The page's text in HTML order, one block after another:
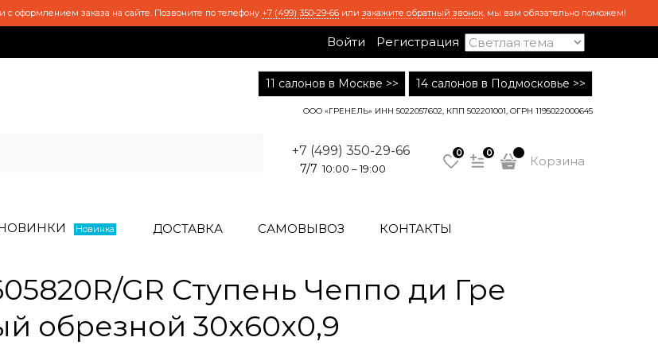
оформлением заказа на сайте. Позвоните по телефону +7 (499) 350-29-66 или закажите обратный звонок, мы вам обязательно поможем!
Войти Регистрация
11 салонов в Москве >> 14 салонов в Подмосковье >>
ООО «ГРЕНЕЛЬ» ИНН 5022057602, КПП 502201001, ОГРН 1195022000645
+7 (499) 350-29-66
7/7 10:00 – 19:00
0 0
Корзина
Новинка ДОСТАВКА САМОВЫВОЗ КОНТАКТЫ
GR Ступень Чеппо ди Гре
обрезной 30x60x0,9